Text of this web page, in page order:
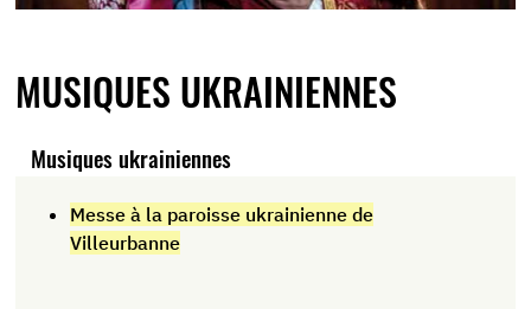
MUSIQUES UKRAINIENNES
Musiques ukrainiennes
Messe à la paroisse ukrainienne de
Villeurbanne